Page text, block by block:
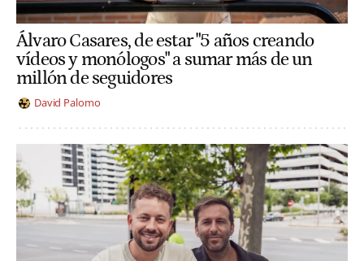
Álvaro Casares, de estar "5 años creando
vídeos y monólogos" a sumar más de un
millón de seguidores
David Palomo